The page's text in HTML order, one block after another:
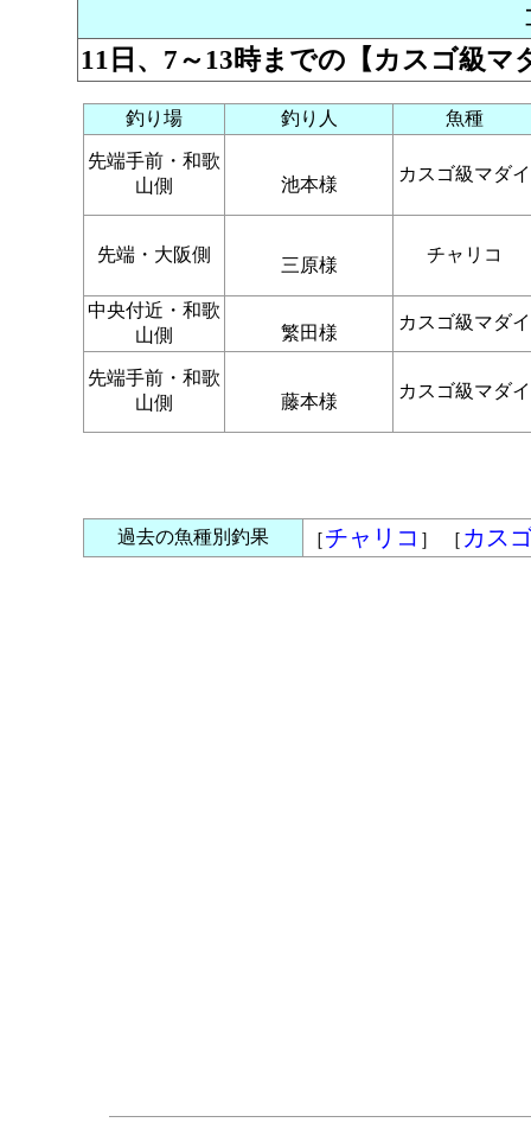
11日、7～13時までの【カスゴ級
釣り場 釣り人 魚種
先端手前・和歌
山側
池本様
カスゴ級マダイ
先端・大阪側
三原様
チャリコ
中央付近・和歌
山側
繁田様
カスゴ級マダイ
先端手前・和歌
山側
藤本様
カスゴ級マダイ
過去の魚種別釣果 ［チャリコ ］ ［ カス